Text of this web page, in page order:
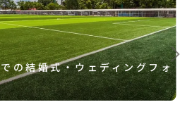
の結婚式・ウェディングフォ